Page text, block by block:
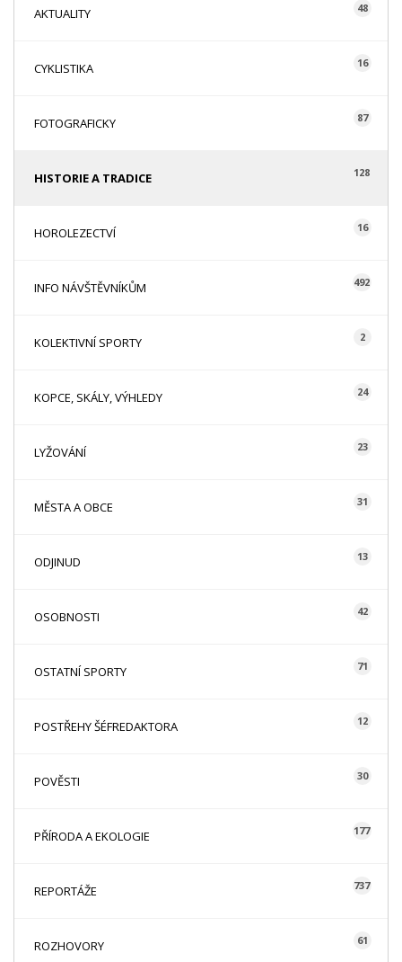
AKTUALITY 48
CYKLISTIKA 16
FOTOGRAFICKY 87
HISTORIE A TRADICE 128
HOROLEZECTVÍ 16
INFO NÁVŠTĚVNÍKŮM 492
KOLEKTIVNÍ SPORTY 2
KOPCE, SKÁLY, VÝHLEDY 24
LYŽOVÁNÍ 23
MĚSTA A OBCE 31
ODJINUD 13
OSOBNOSTI 42
OSTATNÍ SPORTY 71
POSTŘEHY ŠÉFREDAKTORA 12
POVĚSTI 30
PŘÍRODA A EKOLOGIE 177
REPORTÁŽE 737
ROZHOVORY 61